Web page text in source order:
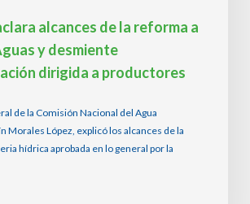
alcances de la reforma a
y desmiente
dirigida a productores
de la Comisión Nacional del Agua
Morales López, explicó los alcances de la
hídrica aprobada en lo general por la